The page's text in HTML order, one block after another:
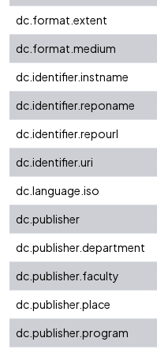
dc.format.extent
dc.format.medium
dc.identifier.instname
dc.identifier.reponame
dc.identifier.repourl
dc.identifier.uri
dc.language.iso
dc.publisher
dc.publisher.department
dc.publisher.faculty
dc.publisher.place
dc.publisher.program